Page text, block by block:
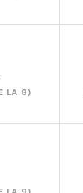
LA 8)